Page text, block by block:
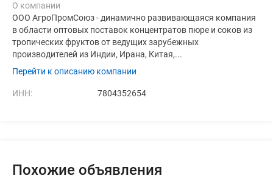
О компании
ООО АгроПромСоюз - динамично развивающаяся компания
в области оптовых поставок концентратов пюре и соков из
тропических фруктов от ведущих зарубежных
производителей из Индии, Ирана, Китая,...
Перейти к описанию компании
ИНН: 7804352654
Похожие объявления